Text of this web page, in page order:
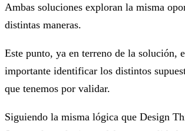
Ambas soluciones exploran la misma
distintas maneras.
Este punto, ya en terreno de la solución,
importante identificar los distintos
que tenemos por validar.
Siguiendo la misma lógica que Design